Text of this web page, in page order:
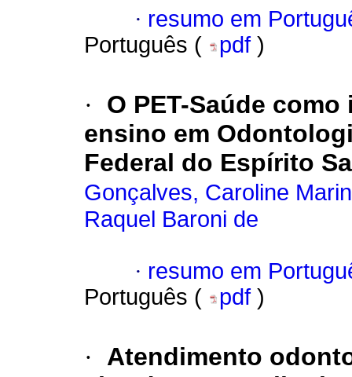
· resumo em
Português (
pdf )
·
O PET-Saúde
ensino em
Federal do Espírito
Gonçalves, Caroline
Raquel Baroni de
· resumo em
Português (
pdf )
·
Atendimento